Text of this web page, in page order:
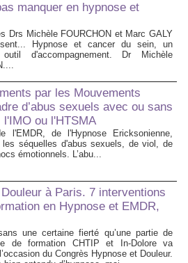
manquer en hypnose et
Drs Michèle FOURCHON et Marc GALY
Hypnose et cancer du sein, un
outil d'accompagnement. Dr Michèle
par les Mouvements
d’abus sexuels avec ou sans
ou l'HTSMA
l'EMDR, de l'Hypnose Ericksonienne,
les séquelles d'abus sexuels, de viol, de
émotionnels. L’abu...
à Paris. 7 interventions
en Hypnose et EMDR,
une certaine fierté qu’une partie de
de formation CHTIP et In-Dolore va
du Congrès Hypnose et Douleur.